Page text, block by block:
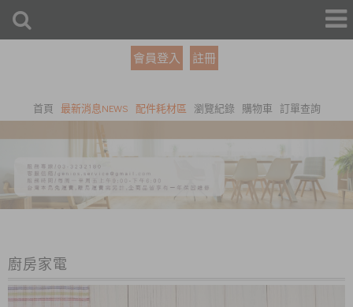
會員登入 註冊
首頁 最新消息NEWS 配件耗材區 瀏覽紀錄 購物車 訂單查詢
廚房家電